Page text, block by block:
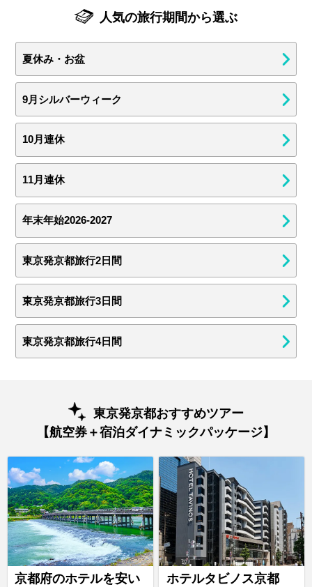
人気の旅行期間から選ぶ
夏休み・お盆
9月シルバーウィーク
10月連休
11月連休
年末年始2026-2027
東京発京都旅行2日間
東京発京都旅行3日間
東京発京都旅行4日間
東京発京都おすすめツアー
【航空券＋宿泊ダイナミックパッケージ】
京都府のホテルを安い
ホテルタビノス京都